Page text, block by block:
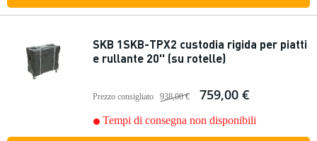
SKB 1SKB-TPX2 custodia rigida per piatti
e rullante 20'' (su rotelle)
Prezzo consigliato 938,00 € 759,00 €
Tempi di consegna non disponibili